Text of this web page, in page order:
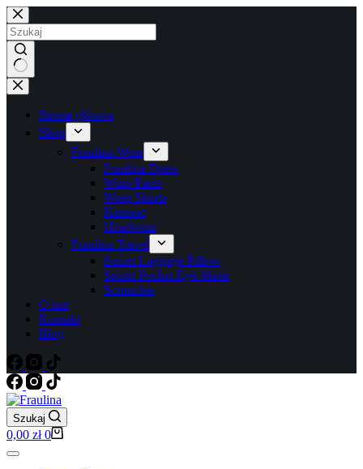
Przejdź
do
treści
Brak
wyników
Strona główna
Shop
Fraulina Wear
Fraulina Dress
Wrap Pants
Wrap Shorts
Kimono
Headwear
Fraulina Travel
Secret Luggage Pillow
Secret Pocket Eye-Mask
Scrunchie
O nas
Kontakt
Blog
Szukaj
Koszyk
0,00 zł 0